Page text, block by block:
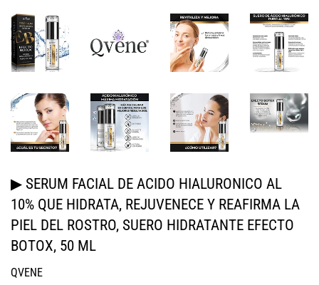
▶ SERUM FACIAL DE ACIDO HIALURONICO AL
10% QUE HIDRATA, REJUVENECE Y REAFIRMA LA
PIEL DEL ROSTRO, SUERO HIDRATANTE EFECTO
BOTOX, 50 ML
QVENE